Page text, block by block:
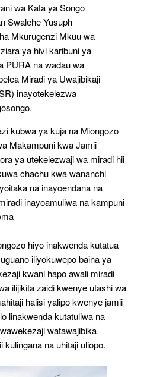
wa Kata ya Songo
Swalehe Yusuph
Mkurugenzi Mkuu wa
ya hivi karibuni ya
PURA na wadau wa
Miradi ya Uwajibikaji
inayotekelezwa
kubwa ya kuja na Miongozo
Makampuni kwa Jamii
ya utekelezwaji wa miradi hii
chachu kwa wananchi
na inayoendana na
inayoamuliwa na kampuni
hiyo inakwenda kutatua
iliyokuwepo baina ya
kwani hapo awali miradi
ilijikita zaidi kwenye utashi wa
halisi yalipo kwenye jamii
linakwenda kutatuliwa na
watawajibika
kulingana na uhitaji uliopo.